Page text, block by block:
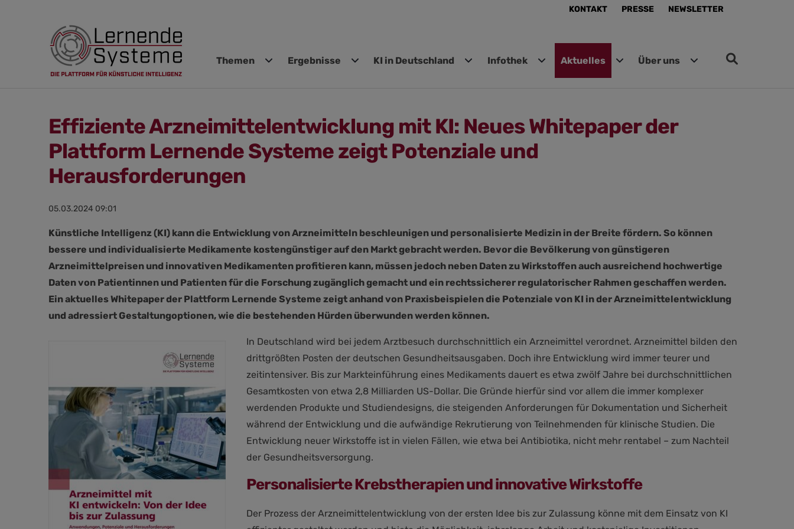
KONTAKT PRESSE NEWSLETTER
Navigation
Themen Ergebnisse KI in Deutschland Infothek Aktuelles Über uns
Effiziente Arzneimittelentwicklung mit KI: Neues Whitepaper der
Plattform Lernende Systeme zeigt Potenziale und
Herausforderungen
05.03.2024 09:01
Künstliche Intelligenz (KI) kann die Entwicklung von Arzneimitteln beschleunigen und personalisierte Medizin in der Breite fördern. So können
bessere und individualisierte Medikamente kostengünstiger auf den Markt gebracht werden. Bevor die Bevölkerung von günstigeren
Arzneimittelpreisen und innovativen Medikamenten profitieren kann, müssen jedoch neben Daten zu Wirkstoffen auch ausreichend hochwertige
Daten von Patientinnen und Patienten für die Forschung zugänglich gemacht und ein rechtssicherer regulatorischer Rahmen geschaffen werden.
Ein aktuelles Whitepaper der Plattform Lernende Systeme zeigt anhand von Praxisbeispielen die Potenziale von KI in der Arzneimittelentwicklung
und adressiert Gestaltungoptionen, wie die bestehenden Hürden überwunden werden können.
In Deutschland wird bei jedem Arztbesuch durchschnittlich ein Arzneimittel verordnet. Arzneimittel bilden den
drittgrößten Posten der deutschen Gesundheitsausgaben. Doch ihre Entwicklung wird immer teurer und
zeitintensiver. Bis zur Markteinführung eines Medikaments dauert es etwa zwölf Jahre bei durchschnittlichen
Gesamtkosten von etwa 2,8 Milliarden US-Dollar. Die Gründe hierfür sind vor allem die immer komplexer
werdenden Produkte und Studiendesigns, die steigenden Anforderungen für Dokumentation und Sicherheit
während der Entwicklung und die aufwändige Rekrutierung von Teilnehmenden für klinische Studien. Die
Entwicklung neuer Wirkstoffe ist in vielen Fällen, wie etwa bei Antibiotika, nicht mehr rentabel – zum Nachteil
der Gesundheitsversorgung.
Personalisierte Krebstherapien und innovative Wirkstoffe
Der Prozess der Arzneimittelentwicklung von der ersten Idee bis zur Zulassung könne mit dem Einsatz von KI